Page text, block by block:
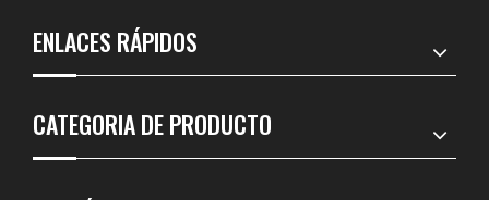
ENLACES RÁPIDOS
CATEGORIA DE PRODUCTO